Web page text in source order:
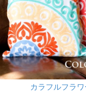
カラフルフラ